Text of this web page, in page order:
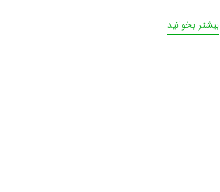
بیشتر بخوانید